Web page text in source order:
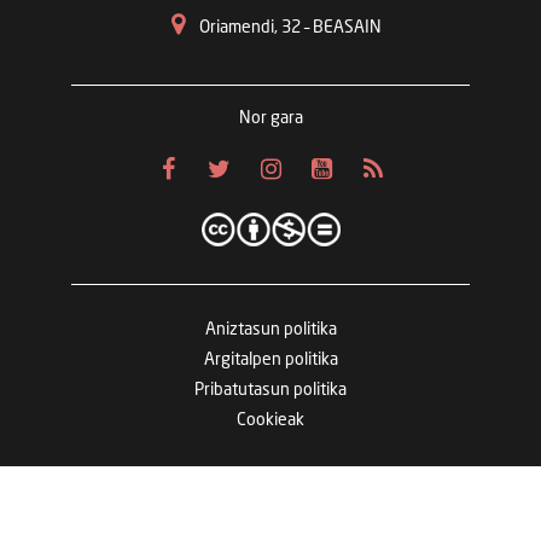
Oriamendi, 32 – BEASAIN
Nor gara
Aniztasun politika
Argitalpen politika
Pribatutasun politika
Cookieak